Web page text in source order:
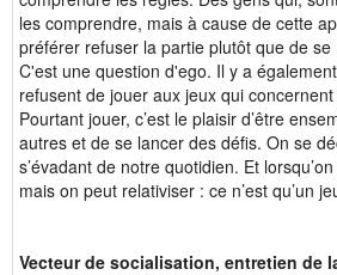
les comprendre, mais à cause de cette
préférer refuser la partie plutôt que de se
C'est une question d'ego. Il y a
refusent de jouer aux jeux qui
Pourtant jouer, c’est le plaisir d’être
autres et de se lancer des défis. On se
s’évadant de notre quotidien. Et
mais on peut relativiser : ce n’est qu’un
Vecteur de socialisation, entretien de